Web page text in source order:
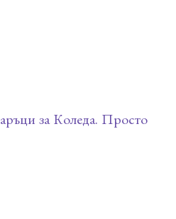
за Коледа. Просто